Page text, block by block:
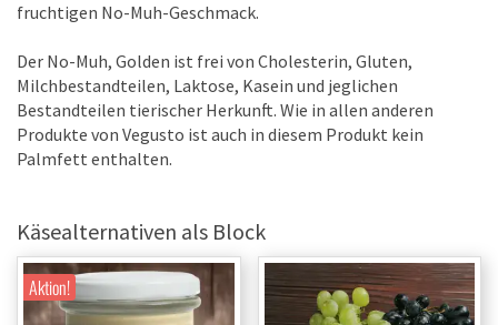
fruchtigen No-Muh-Geschmack.
Der No-Muh, Golden ist frei von Cholesterin, Gluten,
Milchbestandteilen, Laktose, Kasein und jeglichen
Bestandteilen tierischer Herkunft. Wie in allen anderen
Produkte von Vegusto ist auch in diesem Produkt kein
Palmfett enthalten.
Käsealternativen als Block
Aktion!